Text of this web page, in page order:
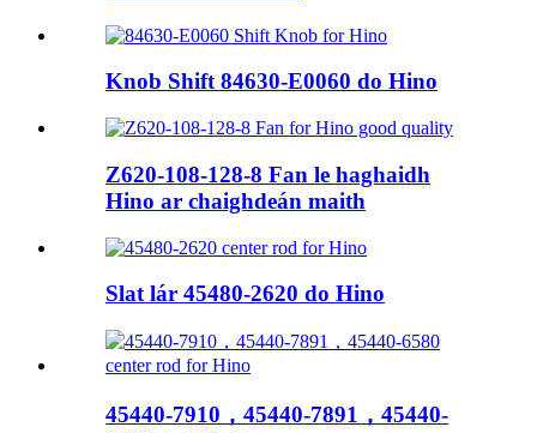
Knob Shift 84630-E0060 do Hino
Z620-108-128-8 Fan le haghaidh
Hino ar chaighdeán maith
Slat lár 45480-2620 do Hino
45440-7910，45440-7891，45440-